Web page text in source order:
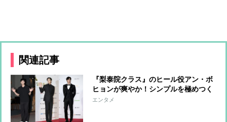
関連記事
『梨泰院クラス』のヒール役アン・ボ
ヒョンが爽やか！シンプルを極めつく
したコーデ6選
エンタメ